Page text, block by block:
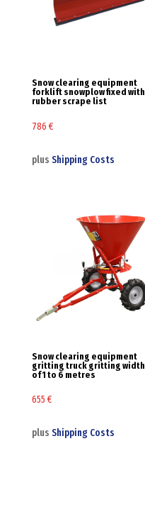
Snow clearing equipment
forklift snowplow fixed with
rubber scrape list
786 €
plus Shipping Costs
Snow clearing equipment
gritting truck gritting width
of 1 to 6 metres
655 €
plus Shipping Costs